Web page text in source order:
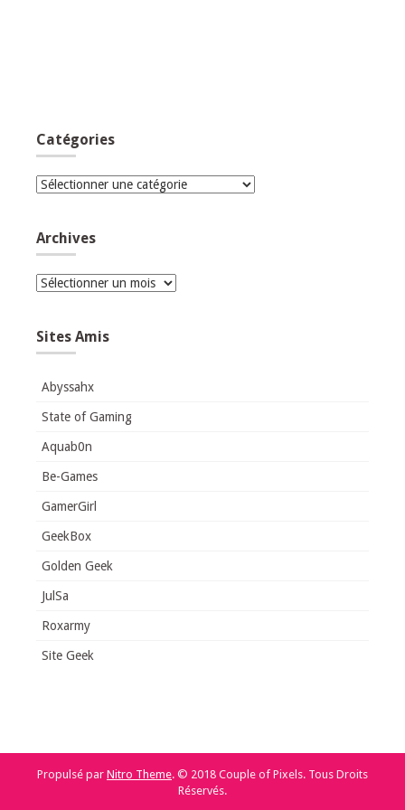
Catégories
Catégories
Archives
Archives
Sites Amis
Abyssahx
State of Gaming
Aquab0n
Be-Games
GamerGirl
GeekBox
Golden Geek
JulSa
Roxarmy
Site Geek
Propulsé par Nitro Theme. © 2018 Couple of Pixels. Tous Droits
Réservés.